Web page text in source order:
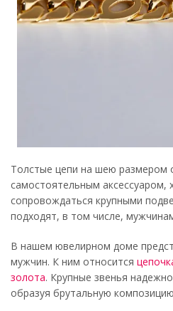
Толстые цепи на шею размером
самостоятельным аксессуаром,
сопровождаться крупными
подходят, в том числе,
В нашем ювелирном доме
мужчин. К ним относится
золота. Крупные звенья
образуя брутальную